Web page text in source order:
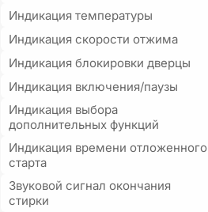
Индикация температуры
Индикация скорости отжима
Индикация блокировки дверцы
Индикация включения/паузы
Индикация выбора
дополнительных функций
Индикация времени отложенного
старта
Звуковой сигнал окончания
стирки